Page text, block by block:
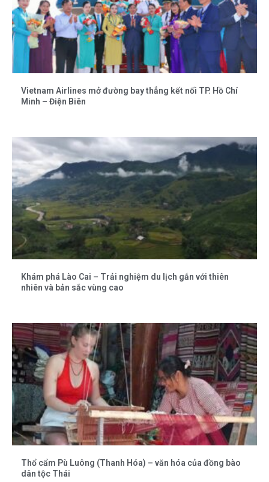
Vietnam Airlines mở đường bay thẳng kết nối TP. Hồ Chí
Minh – Điện Biên
Khám phá Lào Cai – Trải nghiệm du lịch gắn với thiên
nhiên và bản sắc vùng cao
Thổ cẩm Pù Luông (Thanh Hóa) – văn hóa của đồng bào
dân tộc Thái